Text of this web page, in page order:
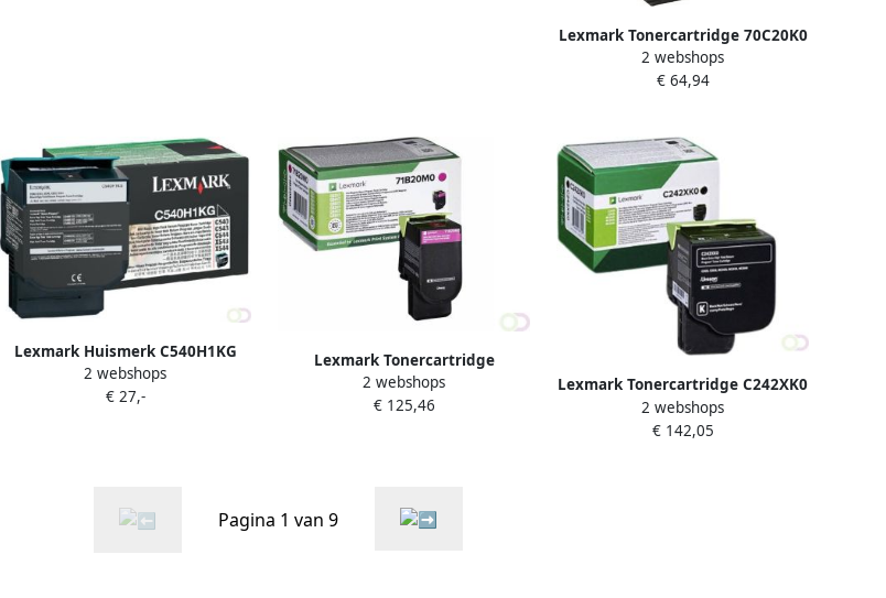
Lexmark Tonercartridge 70C20K0
prebate zwart
2 webshops
€ 64,94
Lexmark Huismerk C540H1KG
Toner Zwart Hoge Capaciteit
2 webshops
€ 27,-
Lexmark Tonercartridge
71B20M0 rood
2 webshops
€ 125,46
Lexmark Tonercartridge C242XK0
zwart
2 webshops
€ 142,05
Pagina 1 van 9